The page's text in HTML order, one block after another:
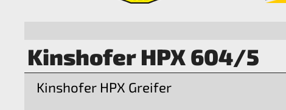
Kinshofer HPX 604/5
Kinshofer HPX Greifer